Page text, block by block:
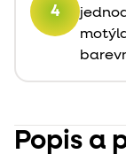
4
Popis a